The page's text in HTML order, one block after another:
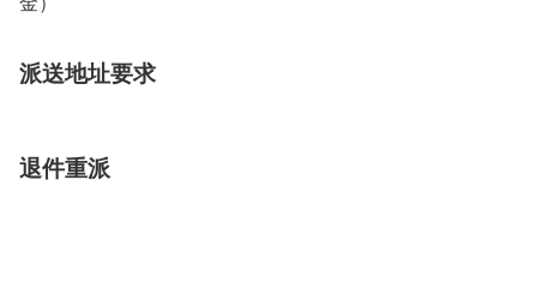
派送地址要求
退件重派